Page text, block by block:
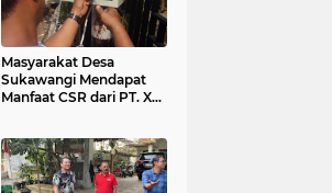
Masyarakat Desa
Sukawangi Mendapat
Manfaat CSR dari PT. XL-